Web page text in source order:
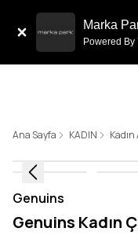
Marka
Powered By
Ana Sayfa KADIN Kadın
Genuins
Genuins Kadın